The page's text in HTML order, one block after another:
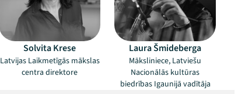
Solvita Krese
Latvijas Laikmetīgās mākslas
centra direktore
Laura Šmideberga
Māksliniece, Latviešu
Nacionālās kultūras
biedrības Igaunijā vadītāja